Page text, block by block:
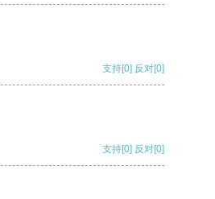
支持[0] 反对[0]
支持[0] 反对[0]